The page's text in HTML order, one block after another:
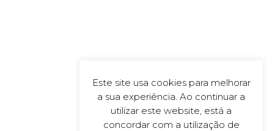
Este site usa cookies para melhorar
a sua experiência. Ao continuar a
utilizar este website, está a
concordar com a utilização de